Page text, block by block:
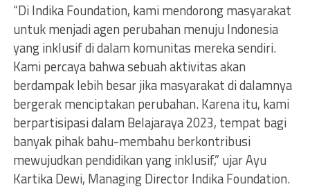
“Di Indika Foundation, kami mendorong masyarakat
untuk menjadi agen perubahan menuju Indonesia
yang inklusif di dalam komunitas mereka sendiri.
Kami percaya bahwa sebuah aktivitas akan
berdampak lebih besar jika masyarakat di dalamnya
bergerak menciptakan perubahan. Karena itu, kami
berpartisipasi dalam Belajaraya 2023, tempat bagi
banyak pihak bahu-membahu berkontribusi
mewujudkan pendidikan yang inklusif,” ujar Ayu
Kartika Dewi, Managing Director Indika Foundation.